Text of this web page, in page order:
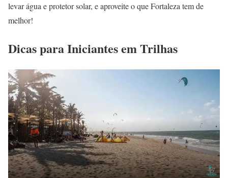
levar água e protetor solar, e aproveite o que Fortaleza tem de
melhor!
Dicas para Iniciantes em Trilhas